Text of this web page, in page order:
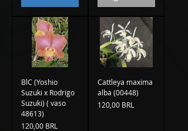
BlC (Yoshio
Suzuki x Rodrigo
Suzuki) ( vaso
48613)
Precio
120,00 BRL
Cattleya maxima
alba (00448)
Precio
120,00 BRL